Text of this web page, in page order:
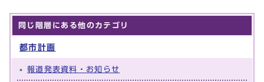
同じ階層にある他のカテゴリ
都市計画
報道発表資料・お知らせ